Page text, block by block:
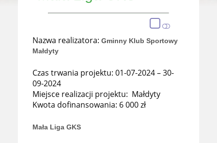
Nazwa realizatora:Gminny Klub Sportowy
Małdyty
Czas trwania projektu: 01-07-2024 – 30-
09-2024
Miejsce realizacji projektu: Małdyty
Kwota dofinansowania: 6 000 zł
Mała Liga GKS